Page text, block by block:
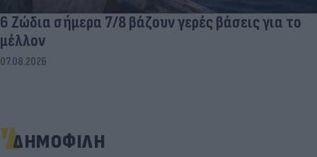
6 Ζώδια σήμερα 7/8 βάζουν γερές βάσεις για το
μέλλον
07.08.2026
ΔΗΜΟΦΙΛΗ